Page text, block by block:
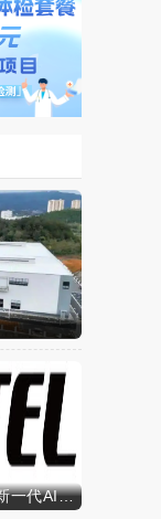
让设备"秒懂"需求！移远新一代AI算力智能模组SH603FC硬核来袭